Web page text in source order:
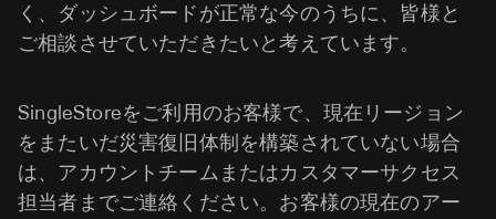
く、ダッシュボードが正常な今のうちに、皆様と
ご相談させていただきたいと考えています。
SingleStoreをご利用のお客様で、現在リージョン
をまたいだ災害復旧体制を構築されていない場合
は、アカウントチームまたはカスタマーサクセス
担当者までご連絡ください。お客様の現在のアー